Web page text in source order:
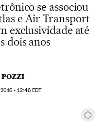
se associou
e Air Transport
exclusividade até
dois anos
POZZI
- 12:46EDT
Sociales